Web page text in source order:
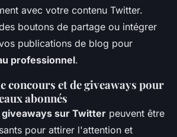
avec votre contenu Twitter.
boutons de partage ou intégrer
publications de blog pour
professionnel.
concours et de giveaways pour
abonnés
sur Twitter peuvent être
pour attirer l'attention et